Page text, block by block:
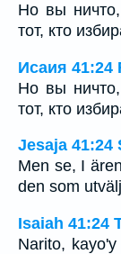
Но вы
тот, кто
Исаия 41:24
Но вы
тот, кто
Jesaja 41:24
Men se, I
den som
Isaiah 41:24
Narito,